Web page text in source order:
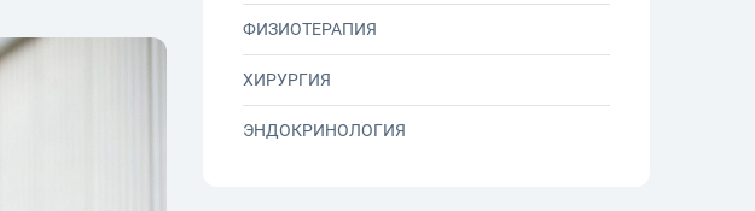
ФИЗИОТЕРАПИЯ
ХИРУРГИЯ
ЭНДОКРИНОЛОГИЯ